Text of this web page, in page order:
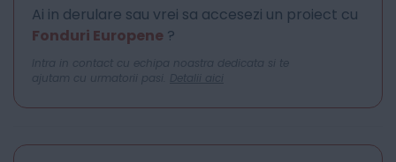
Ai in derulare sau vrei sa accesezi un proiect cu
Fonduri Europene ?
Intra in contact cu echipa noastra dedicata si te
ajutam cu urmatorii pasi. Detalii aici